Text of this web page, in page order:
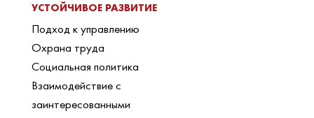
УСТОЙЧИВОЕ РАЗВИТИЕ
Подход к управлению
Охрана труда
Социальная политика
Взаимодействие с
заинтересованными